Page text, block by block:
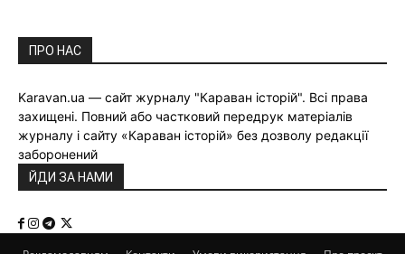
ПРО НАС
Karavan.ua — сайт журналу "Караван історій". Всі права
захищені. Повний або частковий передрук матеріалів
журналу і сайту «Караван історій» без дозволу редакції
заборонений
ЙДИ ЗА НАМИ